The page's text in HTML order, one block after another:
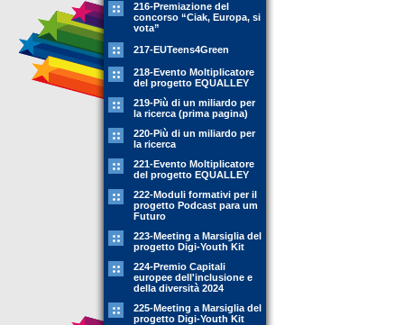
216-Premiazione del
concorso “Ciak, Europa, si
vota”
217-EUTeens4Green
218-Evento Moltiplicatore
del progetto EQUALLEY
219-Più di un miliardo per
la ricerca (prima pagina)
220-Più di un miliardo per
la ricerca
221-Evento Moltiplicatore
del progetto EQUALLEY
222-Moduli formativi per il
progetto Podcast para um
Futuro
223-Meeting a Marsiglia del
progetto Digi-Youth Kit
224-Premio Capitali
europee dell'inclusione e
della diversità 2024
225-Meeting a Marsiglia del
progetto Digi-Youth Kit